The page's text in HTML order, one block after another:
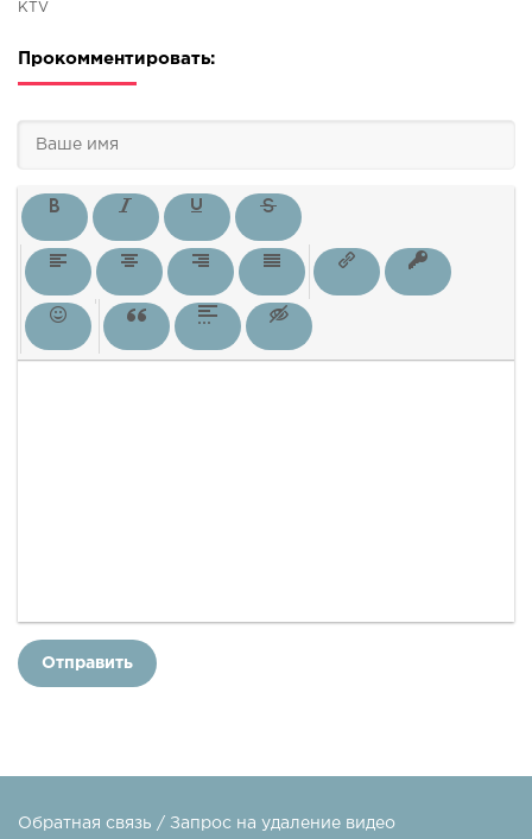
KTV
Прокомментировать:
Отправить
Обратная связь / Запрос на удаление видео